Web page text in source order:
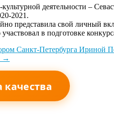
деятельности –
2021 .
представила свой личный
участвовал в подготовке
Санкт-Петербурга Ириной
→